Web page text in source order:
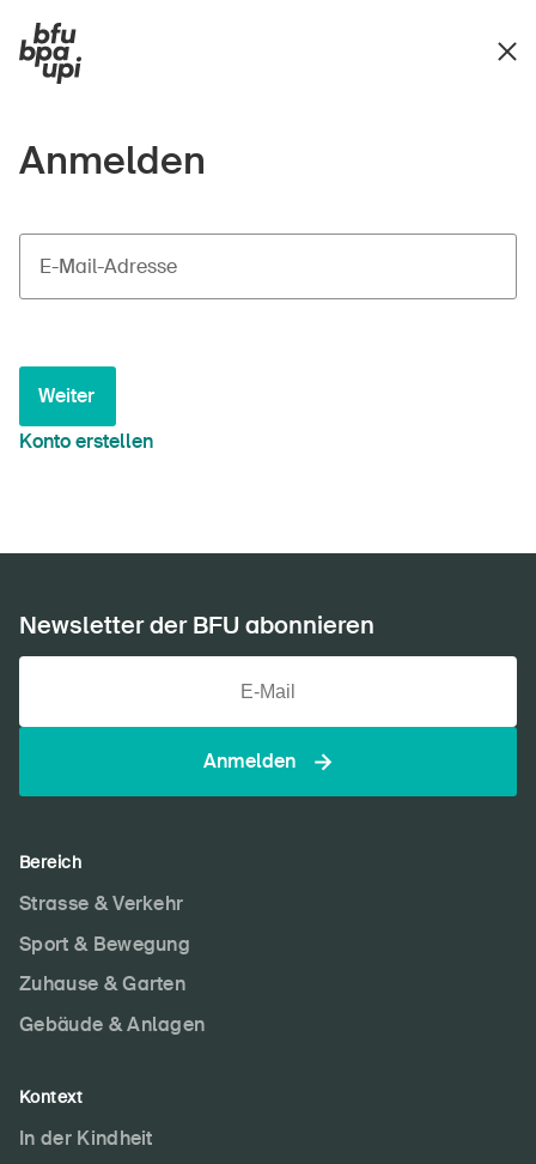
Anmelden
E-Mail-Adresse
Weiter
Konto erstellen
Newsletter der BFU abonnieren
Anmelden
Bereich
Strasse & Verkehr
Sport & Bewegung
Zuhause & Garten
Gebäude & Anlagen
Kontext
In der Kindheit